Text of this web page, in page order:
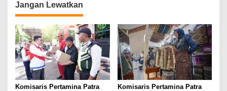
a
s
i
p
o
s
Jangan Lewatkan
Komisaris Pertamina Patra
Komisaris Pertamina Patra